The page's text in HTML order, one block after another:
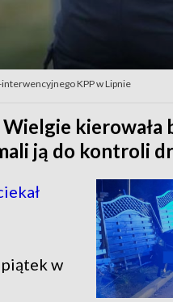
KPP w Lipnie
kierowała
ją do kontroli
w